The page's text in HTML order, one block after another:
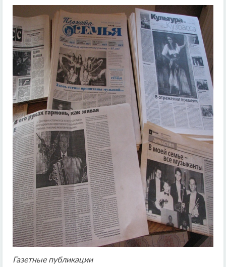
Газетные публикации